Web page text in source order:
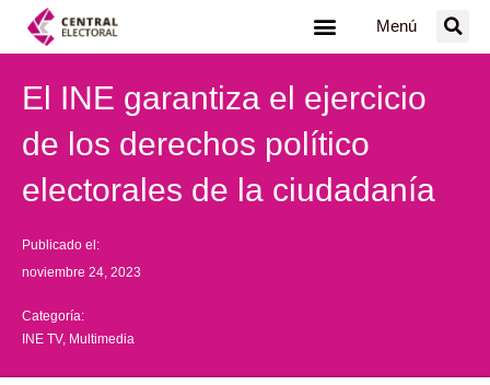
Menú
El INE garantiza el ejercicio
de los derechos político
electorales de la ciudadanía
Publicado el:
noviembre 24, 2023
Categoría:
INE TV, Multimedia